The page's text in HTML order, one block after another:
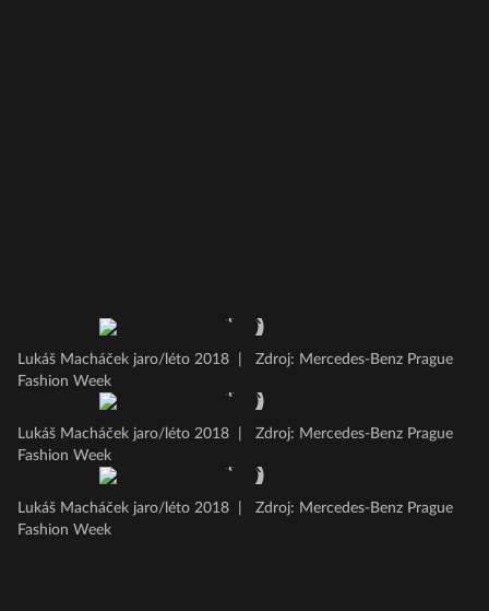
Lukáš Macháček jaro/léto 2018
Zdroj: Mercedes-Benz Prague
Fashion Week
Lukáš Macháček jaro/léto 2018
Zdroj: Mercedes-Benz Prague
Fashion Week
Lukáš Macháček jaro/léto 2018
Zdroj: Mercedes-Benz Prague
Fashion Week